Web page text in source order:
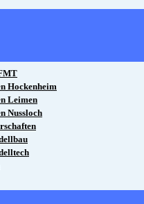
Hockenheim
Leimen
Nussloch